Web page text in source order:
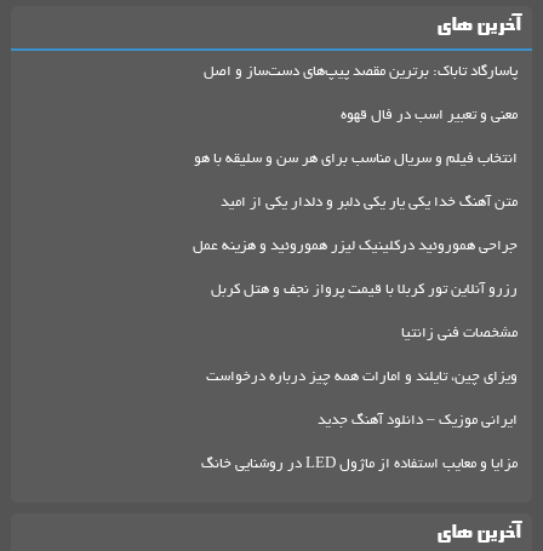
آخرین های
پاسارگاد تاباک: برترین مقصد پیپ‌های دست‌ساز و اصل
معنی و تعبیر اسب در فال قهوه
انتخاب فیلم و سریال مناسب برای هر سن و سلیقه با هو
متن آهنگ خدا یکی یار یکی دلبر و دلدار یکی از امید
جراحی هموروئید درکلینیک لیزر هموروئید و هزینه عمل
رزرو آنلاین تور کربلا با قیمت پرواز نجف و هتل کربل
مشخصات فنی زانتیا
ویزای چین، تایلند و امارات همه چیز درباره درخواست
ایرانی موزیک – دانلود آهنگ جدید
مزایا و معایب استفاده از ماژول LED در روشنایی خانگ
آخرین های